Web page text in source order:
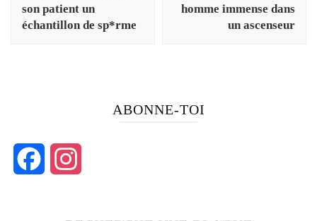
son patient un
échantillon de sp*rme
homme immense dans
un ascenseur
ABONNE-TOI